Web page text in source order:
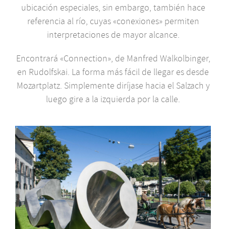
ubicación especiales, sin embargo, también hace
referencia al río, cuyas «conexiones» permiten
interpretaciones de mayor alcance.
Encontrará «Connection», de Manfred Walkolbinger,
en Rudolfskai. La forma más fácil de llegar es desde
Mozartplatz. Simplemente diríjase hacia el Salzach y
luego gire a la izquierda por la calle.